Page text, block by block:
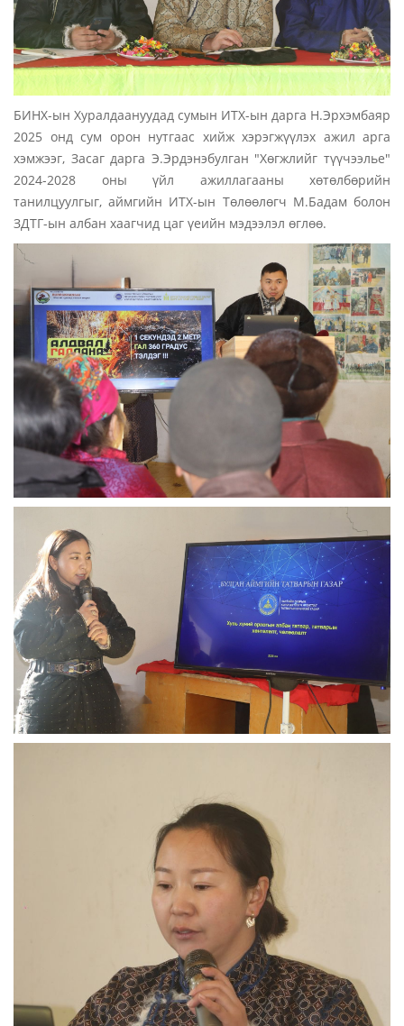
БИНХ-ын Хуралдаануудад сумын ИТХ-ын дарга Н.Эрхэмбаяр
2025 онд сум орон нутгаас хийж хэрэгжүүлэх ажил арга
хэмжээг, Засаг дарга Э.Эрдэнэбулган "Хөгжлийг түүчээлье"
2024-2028 оны үйл ажиллагааны хөтөлбөрийн
танилцуулгыг, аймгийн ИТХ-ын Төлөөлөгч М.Бадам болон
ЗДТГ-ын албан хаагчид цаг үеийн мэдээлэл өглөө.